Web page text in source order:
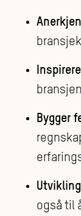
Bygger
også til